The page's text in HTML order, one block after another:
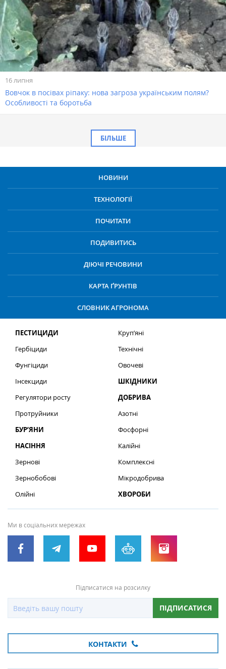
16 липня
Вовчок в посівах ріпаку: нова загроза українським полям?
Особливості та боротьба
БІЛЬШЕ
НОВИНИ
ТЕХНОЛОГІЇ
ПОЧИТАТИ
ПОДИВИТИСЬ
ДІЮЧІ РЕЧОВИНИ
КАРТА ҐРУНТІВ
СЛОВНИК АГРОНОМА
ПЕСТИЦИДИ
Гербіциди
Фунгіциди
Інсекциди
Регулятори росту
Протруйники
БУР’ЯНИ
НАСІННЯ
Зернові
Зернобобові
Олійні
Круп’яні
Технічні
Овочеві
ШКІДНИКИ
ДОБРИВА
Азотні
Фосфорні
Калійні
Комплексні
Мікродобрива
ХВОРОБИ
Ми в соціальних мережах
Підписатися на розсилку
ПІДПИСАТИСЯ
КОНТАКТИ